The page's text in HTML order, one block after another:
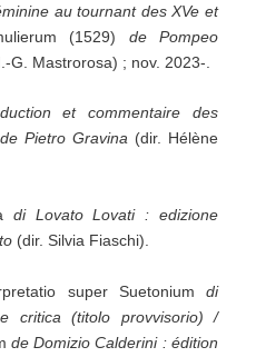
au tournant des XVe et
(1529) de Pompeo
G. Mastrorosa) ; nov. 2023-.
et commentaire des
de Pietro Gravina (dir. Hélène
di Lovato Lovati : edizione
(dir. Silvia Fiaschi).
super Suetonium di
critica (titolo provvisorio) /
de Domizio Calderini : édition